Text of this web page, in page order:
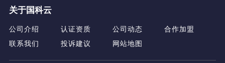
关于国科云
公司介绍 认证资质 公司动态
合作加盟
联系我们
投诉建议 网站地图